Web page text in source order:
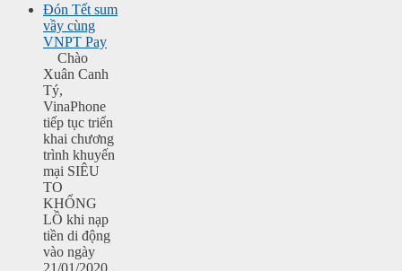
Đón Tết sum
vầy cùng
VNPT Pay
Chào
Xuân Canh
Tý,
VinaPhone
tiếp tục triển
khai chương
trình khuyến
mại SIÊU
TO
KHỔNG
LỒ khi nạp
tiền di động
vào ngày
21/01/2020,